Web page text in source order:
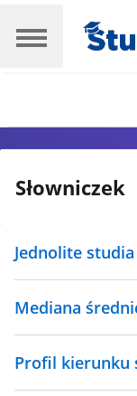
Słowniczek
Jednolite
Mediana
Profil kierunku